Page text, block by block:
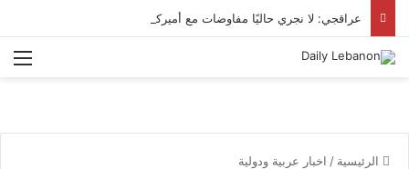
الرئيسية / اخبار عربية ودولية